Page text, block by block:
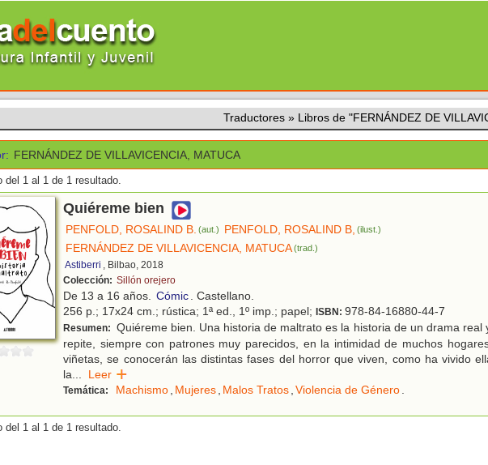
Traductores » Libros de "FERNÁNDEZ DE
FERNÁNDEZ DE VILLAVICENCIA, MATUCA
del 1 al 1 de 1 resultado.
Quiéreme bien
PENFOLD, ROSALIND B. (aut.) PENFOLD, ROSALIND B, (ilust.)
FERNÁNDEZ DE VILLAVICENCIA, MATUCA(trad.)
Astiberri , Bilbao, 2018
Colección: Sillón orejero
De 13 a 16 años. Cómic. Castellano.
256 p.; 17x24 cm.; rústica; 1ª ed., 1º imp.; papel; ISBN: 978-84-16880-44-7
Resumen: Quiéreme bien. Una historia de maltrato es la historia de un drama real
repite, siempre con patrones muy parecidos, en la intimidad de muchos
viñetas, se conocerán las distintas fases del horror que viven, como ha vivido
la... Leer
Temática: Machismo, Mujeres, Malos Tratos,Violencia de Género.
del 1 al 1 de 1 resultado.